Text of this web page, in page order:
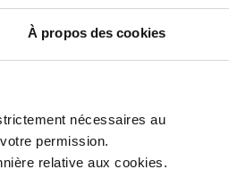
À propos des cookies
nécessaires au
permission.
relative aux cookies.
Betaal veilig